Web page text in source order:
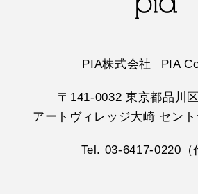
PIA株式会社 PIA
〒141-0032 東京都品川
アートヴィレッジ大崎 セン
Tel. 03-6417-0220（